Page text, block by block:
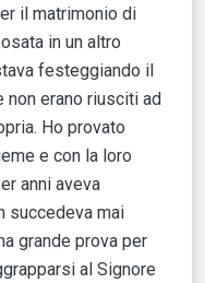
il matrimonio di
in un altro
festeggiando il
non erano riusciti ad
Ho provato
e con la loro
anni aveva
succedeva mai
grande prova per
al Signore